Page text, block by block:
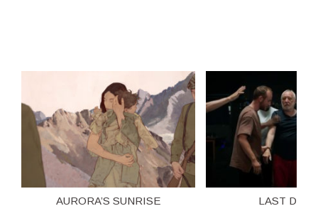
AURORA’S SUNRISE LAST